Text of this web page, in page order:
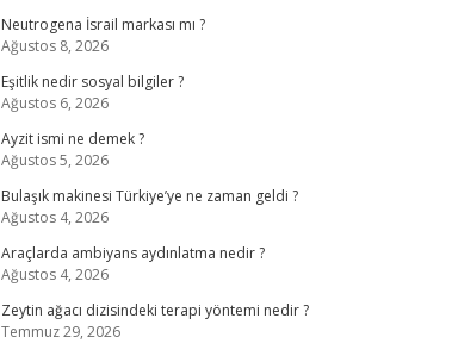
Neutrogena İsrail markası mı ?
Ağustos 8, 2026
Eşitlik nedir sosyal bilgiler ?
Ağustos 6, 2026
Ayzit ismi ne demek ?
Ağustos 5, 2026
Bulaşık makinesi Türkiye’ye ne zaman geldi ?
Ağustos 4, 2026
Araçlarda ambiyans aydınlatma nedir ?
Ağustos 4, 2026
Zeytin ağacı dizisindeki terapi yöntemi nedir ?
Temmuz 29, 2026